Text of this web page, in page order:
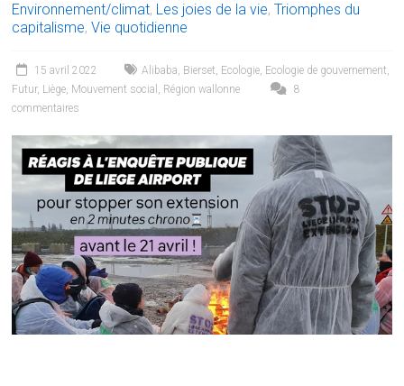
Environnement/climat, Les joies de la vie,Triomphes du
capitalisme,Vie quotidienne
15 avril 2022 Alibaba, Bierset, Ecologie, Ecologie de gouvernement,
Futur, Liège, Mouvement social , Région wallonne
8
commentaires